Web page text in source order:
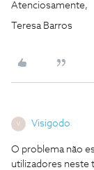
Atenciosamente,
Teresa Barros
V Visigodo
O problema não
utilizadores neste